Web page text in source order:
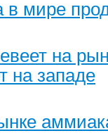
мире
на
на западе